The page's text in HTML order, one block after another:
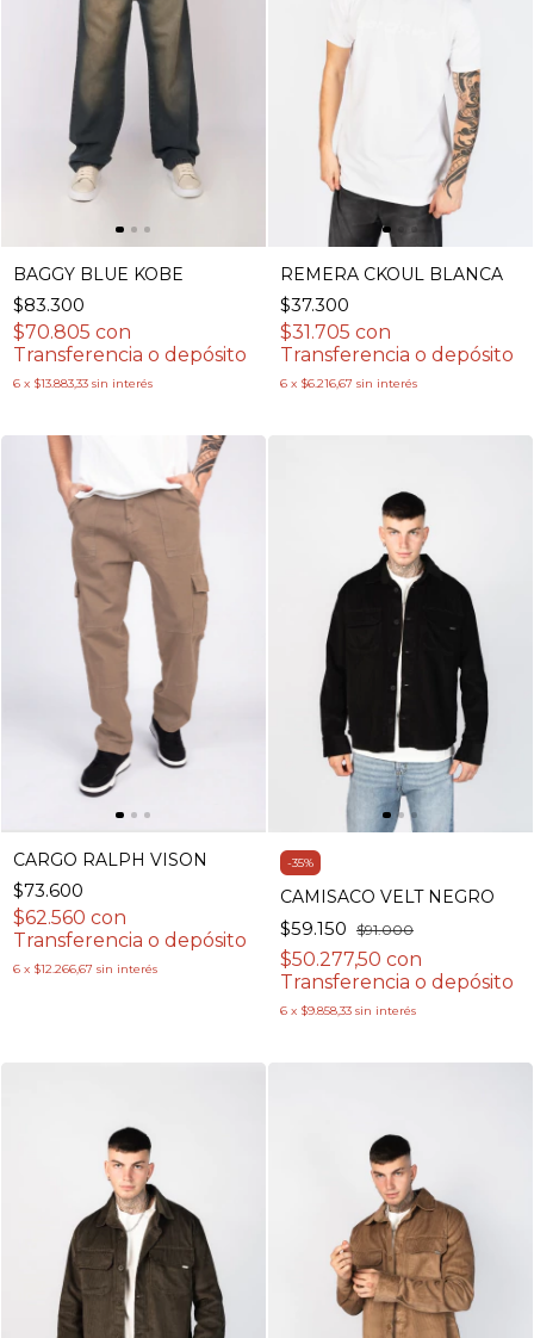
BAGGY BLUE KOBE
$83.300
$70.805 con
Transferencia o depósito
6 x $13.883,33 sin interés
REMERA CKOUL BLANCA
$37.300
$31.705 con
Transferencia o depósito
6 x $6.216,67 sin interés
CARGO RALPH VISON
$73.600
$62.560 con
Transferencia o depósito
6 x $12.266,67 sin interés
-35%
CAMISACO VELT NEGRO
$59.150 $91.000
$50.277,50 con
Transferencia o depósito
6 x $9.858,33 sin interés